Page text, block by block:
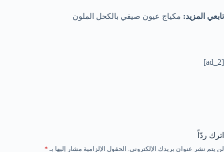
تابعي المزيد: مكياج عيون صيفي بالكحل الملون
[ad_2]
اترك ردّاً
لن يتم نشر عنوان بريدك الإلكتروني. الحقول الإلزامية مشار إليها بـ *